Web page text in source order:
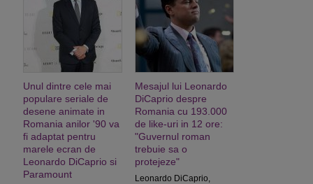
Unul dintre cele mai
populare seriale de
desene animate in
Romania anilor '90 va
fi adaptat pentru
marele ecran de
Leonardo DiCaprio si
Paramount
Mesajul lui Leonardo
DiCaprio despre
Romania cu 193.000
de like-uri in 12 ore:
"Guvernul roman
trebuie sa o
protejeze"
Leonardo DiCaprio,